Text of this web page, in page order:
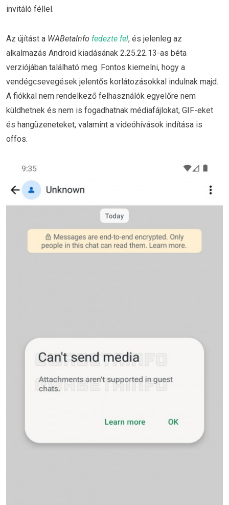
invitáló féllel.
Az újítást a WABetaInfo fedezte fel, és jelenleg az
alkalmazás Android kiadásának 2.25.22.13-as béta
verziójában található meg. Fontos kiemelni, hogy a
vendégcsevegések jelentős korlátozásokkal indulnak majd.
A fiókkal nem rendelkező felhasználók egyelőre nem
küldhetnek és nem is fogadhatnak médiafájlokat, GIF-eket
és hangüzeneteket, valamint a videóhívások indítása is
offos.